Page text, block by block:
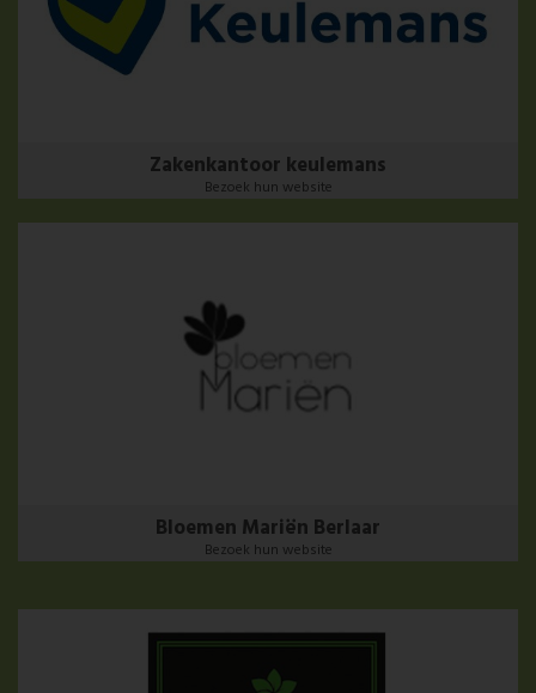
Zakenkantoor keulemans
Bezoek hun website
Bloemen Mariën Berlaar
Bezoek hun website